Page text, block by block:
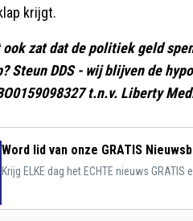
krijgt.
zat dat de politiek geld
Steun DDS - wij blijven de
t.n.v. Liberty
Word lid van onze GRATIS
Krijg ELKE dag het ECHTE nieuws